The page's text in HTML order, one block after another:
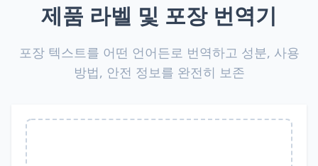
제품 라벨 및 포장 번역기
포장 텍스트를 어떤 언어든로 번역하고 성분, 사용
방법, 안전 정보를 완전히 보존